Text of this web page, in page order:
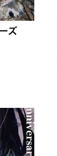
ズ